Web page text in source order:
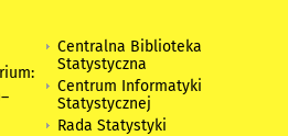
–
Centralna Biblioteka
Statystyczna
Centrum Informatyki
Statystycznej
Rada Statystyki